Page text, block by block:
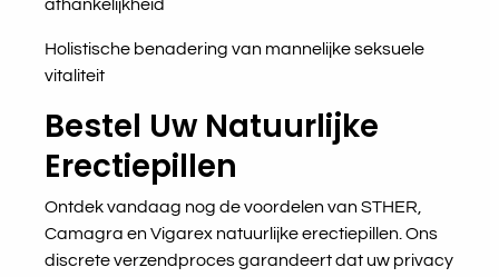
afhankelijkheid
Holistische benadering van mannelijke seksuele
vitaliteit
Bestel Uw Natuurlijke
Erectiepillen
Ontdek vandaag nog de voordelen van STHER,
Camagra en Vigarex natuurlijke erectiepillen. Ons
discrete verzendproces garandeert dat uw privacy